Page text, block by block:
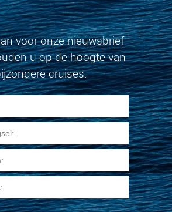
voor onze nieuwsbrief
u op de hoogte van
cruises.